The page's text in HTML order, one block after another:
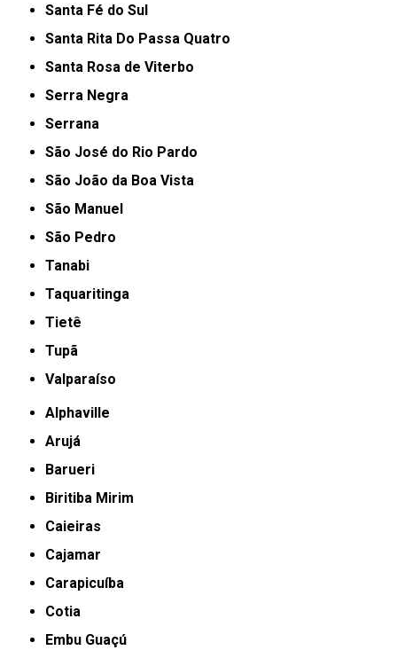
Santa Fé do Sul
Santa Rita Do Passa Quatro
Santa Rosa de Viterbo
Serra Negra
Serrana
São José do Rio Pardo
São João da Boa Vista
São Manuel
São Pedro
Tanabi
Taquaritinga
Tietê
Tupã
Valparaíso
Alphaville
Arujá
Barueri
Biritiba Mirim
Caieiras
Cajamar
Carapicuíba
Cotia
Embu Guaçú